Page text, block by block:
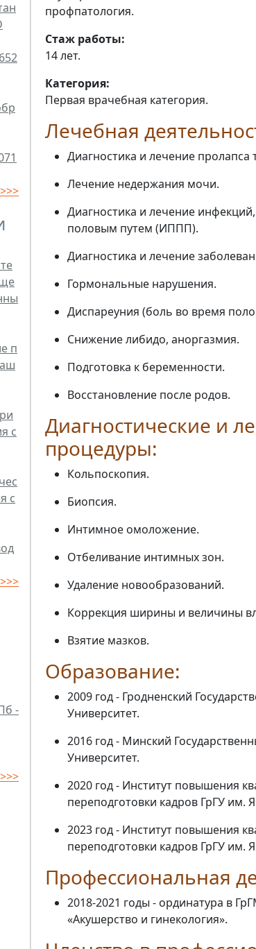
п
с
с
-
профпатология.
Стаж работы:
14 лет.
Категория:
Первая врачебная категория.
Лечебная
Диагностика и лечение пролапса
Лечение недержания мочи.
Диагностика и лечение
половым путем (ИППП).
Диагностика и лечение
Гормональные нарушения.
Диспареуния (боль во время
Снижение либидо, аноргазмия.
Подготовка к беременности.
Восстановление после родов.
Диагностические и
процедуры:
Кольпоскопия.
Биопсия.
Интимное омоложение.
Отбеливание интимных зон.
Удаление новообразований.
Коррекция ширины и величины
Взятие мазков.
Образование:
2009 год - Гродненский
Университет.
2016 год - Минский
Университет.
2020 год - Институт повышения
переподготовки кадров ГрГУ им.
2023 год - Институт повышения
переподготовки кадров ГрГУ им.
Профессиональная
2018-2021 годы - ординатура в
«Акушерство и гинекология».